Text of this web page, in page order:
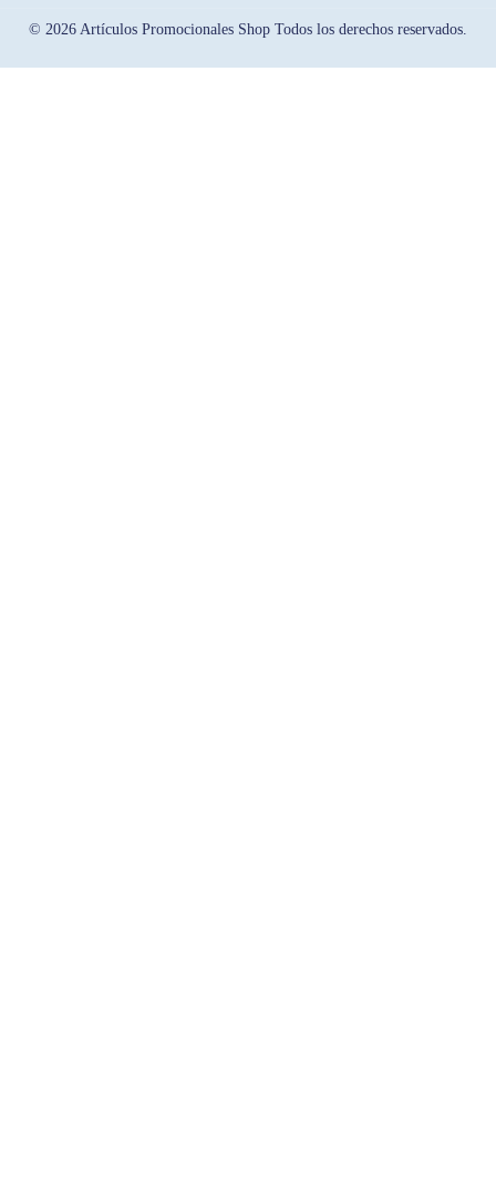
© 2026 Artículos Promocionales Shop Todos los derechos reservados.